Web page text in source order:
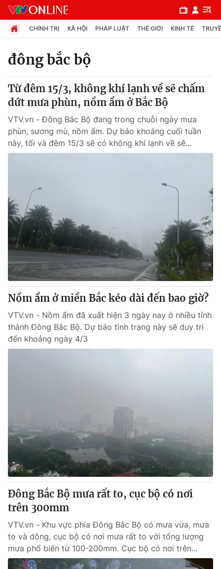
Chuyên mục
Chính trị
Xã hội
Pháp luật
Thế giới
Tin tức
Thế giới đó đây
Câu chuyện quốc tế
Kinh tế
Tài chính
Thị trường
Góc doanh nghiệp
Dữ liệu và đời sống
Truyền hình
Phim VTV
Hậu trường
Giải trí
Điện ảnh
Hitech Công nghệ tương lai
Sản phẩm
Thị trường
Tư vấn
Giao lưu trực tuyến
Lịch phát sóng
Chuyên mục khác
Emagazine Podcast
Photo Infographic
CHÍNH TRỊ XÃ HỘI PHÁP LUẬT THẾ GIỚI KINH TẾ
đông bắc bộ
Từ đêm 15/3, không khí lạnh về sẽ chấm
dứt mưa phùn, nồm ẩm ở Bắc Bộ
VTV.vn - Đông Bắc Bộ đang trong chuỗi ngày mưa
phùn, sương mù, nồm ẩm. Dự báo khoảng cuối tuần
này, tối và đêm 15/3 sẽ có không khí lạnh về sẽ...
Nồm ẩm ở miền Bắc kéo dài đến bao giờ?
VTV.vn - Nồm ẩm đã xuất hiện 3 ngày nay ở nhiều tỉnh
thành Đông Bắc Bộ. Dự báo tình trạng này sẽ duy trì
đến khoảng ngày 4/3
Đông Bắc Bộ mưa rất to, cục bộ có nơi
trên 300mm
VTV.vn - Khu vực phía Đông Bắc Bộ có mưa vừa, mưa
to và dông, cục bộ có nơi mưa rất to với tổng lượng
mưa phổ biến từ 100-200mm. Cục bộ có nơi trên...